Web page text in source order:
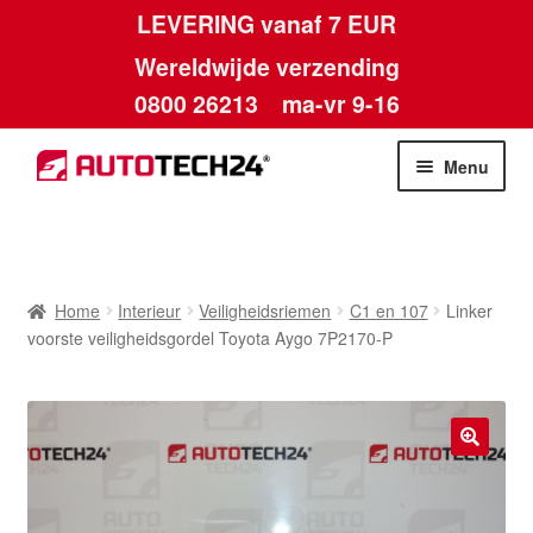
LEVERING vanaf 7 EUR
Wereldwijde verzending
0800 26213 ma-vr 9-16
Skip
to
Skip
to
Menu
Home Interieur Veiligheidsriemen C1 en 107
Linker
voorste veiligheidsgordel Toyota Aygo 7P2170-P
🔍